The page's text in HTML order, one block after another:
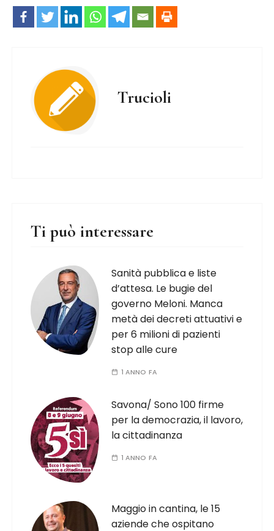
Trucioli
Ti può interessare
Sanità pubblica e liste
d’attesa. Le bugie del
governo Meloni. Manca
metà dei decreti attuativi e
per 6 milioni di pazienti
stop alle cure
1 ANNO FA
Savona/ Sono 100 firme
per la democrazia, il lavoro,
la cittadinanza
1 ANNO FA
Maggio in cantina, le 15
aziende che ospitano